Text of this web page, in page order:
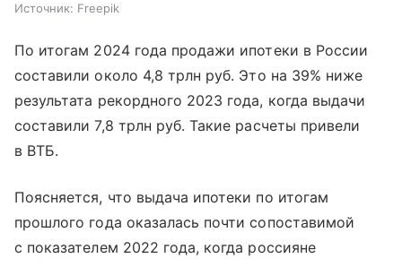
Источник: Freepik
По итогам 2024 года продажи ипотеки в России
составили около 4,8 трлн руб. Это на 39% ниже
результата рекордного 2023 года, когда выдачи
составили 7,8 трлн руб. Такие расчеты привели
в ВТБ.
Поясняется, что выдача ипотеки по итогам
прошлого года оказалась почти сопоставимой
с показателем 2022 года, когда россияне